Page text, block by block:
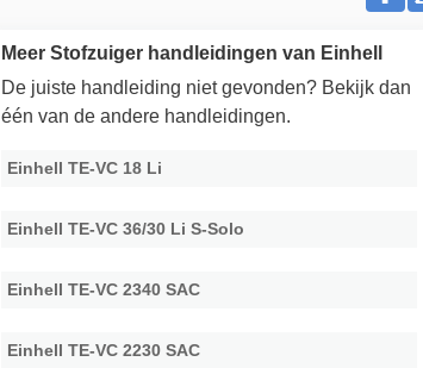
Meer Stofzuiger handleidingen van Einhell
De juiste handleiding niet gevonden? Bekijk dan
één van de andere handleidingen.
Einhell TE-VC 18 Li
Einhell TE-VC 36/30 Li S-Solo
Einhell TE-VC 2340 SAC
Einhell TE-VC 2230 SAC